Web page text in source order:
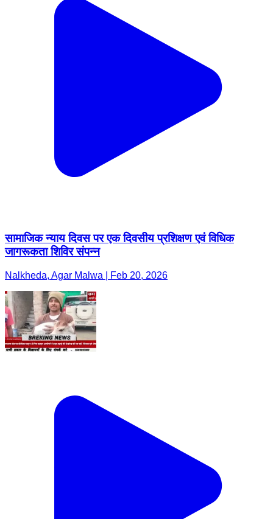
सामाजिक न्याय दिवस पर एक दिवसीय प्रशिक्षण एवं विधिक
जागरूकता शिविर संपन्न
Nalkheda, Agar Malwa | Feb 20, 2026